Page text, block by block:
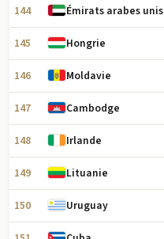
144 Émirats arabes unis
145 Hongrie
146 Moldavie
147 Cambodge
148 Irlande
149 Lituanie
150 Uruguay